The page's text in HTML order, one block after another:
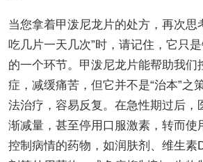
当您拿着甲泼尼龙片的处方，再次思
吃几片一天几次”时，请记住，它只
的一个环节。甲泼尼龙片能帮助我们
症，减缓痛苦，但它并不是“治本”之
法治疗，容易反复。在急性期过后，
渐减量，甚至停用口服激素，转而使
控制病情的药物，如润肤剂、维生素